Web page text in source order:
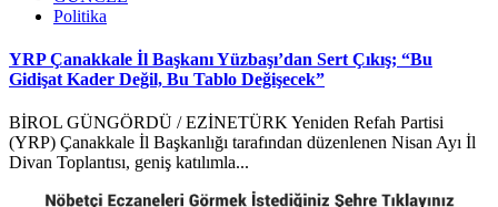
Politika
YRP Çanakkale İl Başkanı Yüzbaşı’dan Sert Çıkış; “Bu
Gidişat Kader Değil, Bu Tablo Değişecek”
BİROL GÜNGÖRDÜ / EZİNETÜRK Yeniden Refah Partisi
(YRP) Çanakkale İl Başkanlığı tarafından düzenlenen Nisan Ayı İl
Divan Toplantısı, geniş katılımla...